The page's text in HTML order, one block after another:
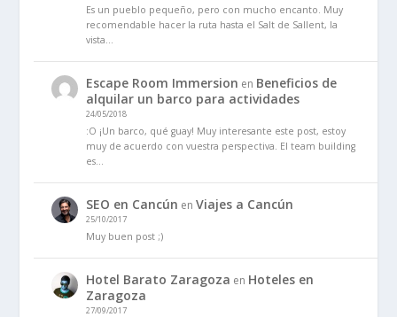
Es un pueblo pequeño, pero con mucho encanto. Muy
recomendable hacer la ruta hasta el Salt de Sallent, la
vista…
Escape Room Immersion en Beneficios de
alquilar un barco para actividades
24/05/2018
:O ¡Un barco, qué guay! Muy interesante este post, estoy
muy de acuerdo con vuestra perspectiva. El team building
es…
SEO en Cancún enViajes a Cancún
25/10/2017
Muy buen post ;)
Hotel Barato Zaragoza en Hoteles en
Zaragoza
27/09/2017